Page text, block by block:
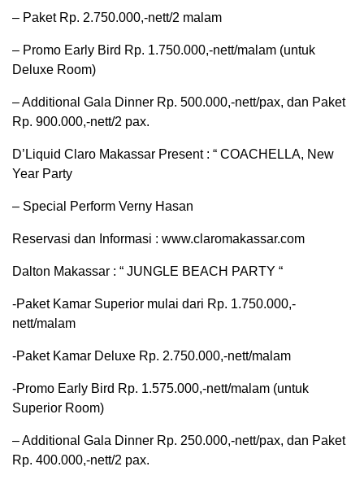
– Paket Rp. 2.750.000,-nett/2 malam
– Promo Early Bird Rp. 1.750.000,-nett/malam (untuk
Deluxe Room)
– Additional Gala Dinner Rp. 500.000,-nett/pax, dan Paket
Rp. 900.000,-nett/2 pax.
D’Liquid Claro Makassar Present : “ COACHELLA, New
Year Party
– Special Perform Verny Hasan
Reservasi dan Informasi : www.claromakassar.com
Dalton Makassar : “ JUNGLE BEACH PARTY “
-Paket Kamar Superior mulai dari Rp. 1.750.000,-
nett/malam
-Paket Kamar Deluxe Rp. 2.750.000,-nett/malam
-Promo Early Bird Rp. 1.575.000,-nett/malam (untuk
Superior Room)
– Additional Gala Dinner Rp. 250.000,-nett/pax, dan Paket
Rp. 400.000,-nett/2 pax.